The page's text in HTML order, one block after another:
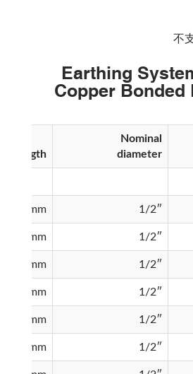
不
Earthing
Copper Bonded
Nominal
diameter
Length
1/2″
1200mm
1/2″
1500mm
1/2″
1800mm
1/2″
1200mm
1/2″
1500mm
1/2″
1800mm